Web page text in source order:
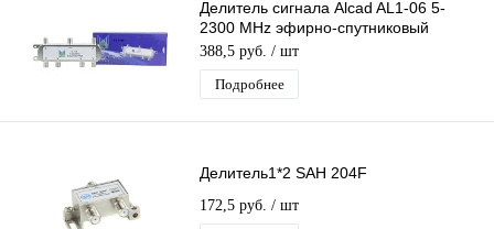
Делитель сигнала Alcad AL1-06 5-
2300 MHz эфирно-спутниковый
делитель сигнала тв на 6 F-выходов
388,5 руб. / шт
Подробнее
Делитель1*2 SAH 204F
172,5 руб. / шт